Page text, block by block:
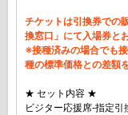
チケットは引換券での
換窓口」にて入場券と
※接種済みの場合でも
種の標準価格との差額
★ セット内容 ★
ビジター応援席-指定